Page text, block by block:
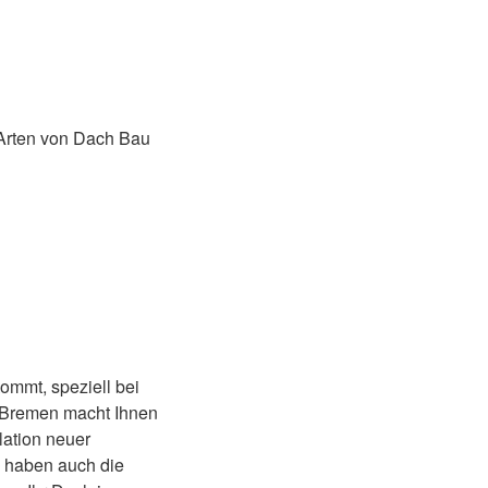
von Dach Bau
speziell bei
macht Ihnen
neuer
auch die